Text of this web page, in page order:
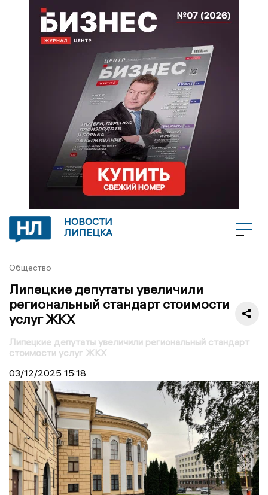
НОВОСТИ
ЛИПЕЦКА
Общество
Липецкие депутаты увеличили
региональный стандарт стоимости
услуг ЖКХ
Липецкие депутаты увеличили региональный стандарт
стоимости услуг ЖКХ
03/12/2025 15:18